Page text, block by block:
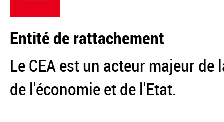
Entité de rattachement
Le CEA est un acteur majeur
de l'économie et de l'Etat.